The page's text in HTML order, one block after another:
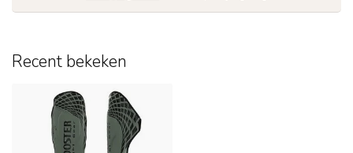
Recent bekeken